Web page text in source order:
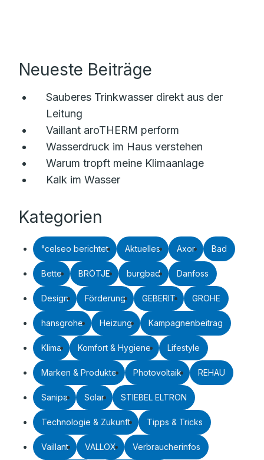
Neueste Beiträge
Sauberes Trinkwasser direkt aus der
Leitung
Vaillant aroTHERM perform
Wasserdruck im Haus verstehen
Warum tropft meine Klimaanlage
Kalk im Wasser
Kategorien
°celseo berichtet Aktuelles Axor Bad
Bette BRÖTJE burgbad Danfoss
Design Förderung GEBERIT GROHE
hansgrohe Heizung Kampagnenbeitrag
Klima Komfort & Hygiene Lifestyle
Marken & Produkte Photovoltaik REHAU
Sanipa Solar STIEBEL ELTRON
Technologie & Zukunft Tipps & Tricks
Vaillant VALLOX Verbraucherinfos